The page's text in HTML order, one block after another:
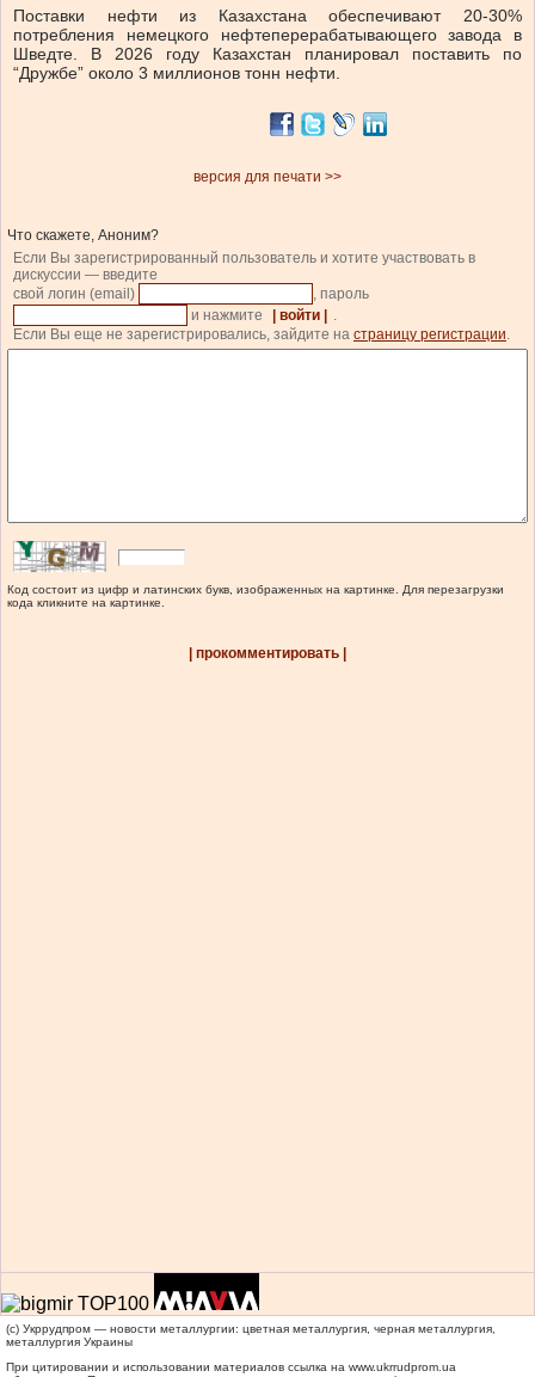
Поставки нефти из Казахстана обеспечивают 20-30%
потребления немецкого нефтеперерабатывающего завода в
Шведте. В 2026 году Казахстан планировал поставить по
“Дружбе” около 3 миллионов тонн нефти.
версия для печати >>
Что скажете, Аноним?
Если Вы зарегистрированный пользователь и хотите участвовать в
дискуссии — введите
свой логин (email)
, пароль
и нажмите
| войти |
.
Если Вы еще не зарегистрировались, зайдите на страницу регистрации.
Код состоит из цифр и латинских букв, изображенных на картинке. Для перезагрузки
кода кликните на картинке.
| прокомментировать |
(c) Укррудпром — новости металлургии: цветная металлургия, черная металлургия,
металлургия Украины
При цитировании и использовании материалов ссылка на www.ukrrudprom.ua